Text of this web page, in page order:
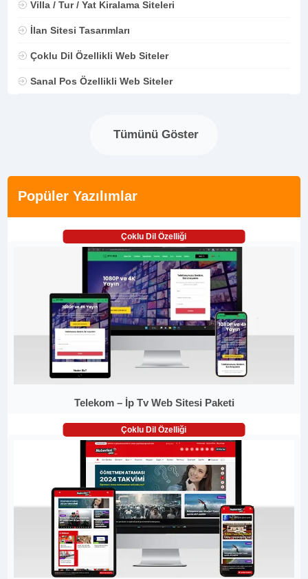
Villa / Tur / Yat Kiralama Siteleri
İlan Sitesi Tasarımları
Çoklu Dil Özellikli Web Siteler
Sanal Pos Özellikli Web Siteler
Tümünü Göster
Popüler Yazılımlar
Çoklu Dil Özelliği
Telekom – İp Tv Web Sitesi Paketi
Çoklu Dil Özelliği